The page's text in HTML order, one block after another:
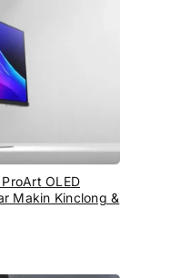
OLED
Makin Kinclong &